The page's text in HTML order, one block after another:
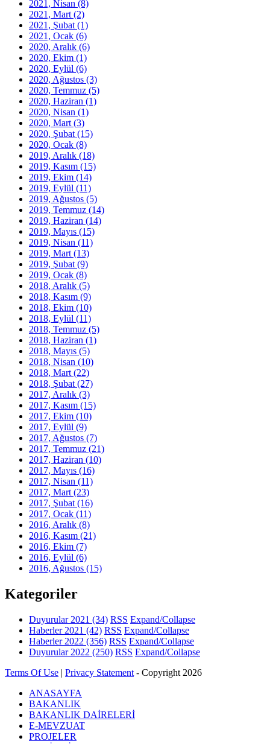
2021, Nisan (8)
2021, Mart (2)
2021, Şubat (1)
2021, Ocak (6)
2020, Aralık (6)
2020, Ekim (1)
2020, Eylül (6)
2020, Ağustos (3)
2020, Temmuz (5)
2020, Haziran (1)
2020, Nisan (1)
2020, Mart (3)
2020, Şubat (15)
2020, Ocak (8)
2019, Aralık (18)
2019, Kasım (15)
2019, Ekim (14)
2019, Eylül (11)
2019, Ağustos (5)
2019, Temmuz (14)
2019, Haziran (14)
2019, Mayıs (15)
2019, Nisan (11)
2019, Mart (13)
2019, Şubat (9)
2019, Ocak (8)
2018, Aralık (5)
2018, Kasım (9)
2018, Ekim (10)
2018, Eylül (11)
2018, Temmuz (5)
2018, Haziran (1)
2018, Mayıs (5)
2018, Nisan (10)
2018, Mart (22)
2018, Şubat (27)
2017, Aralık (3)
2017, Kasım (15)
2017, Ekim (10)
2017, Eylül (9)
2017, Ağustos (7)
2017, Temmuz (21)
2017, Haziran (10)
2017, Mayıs (16)
2017, Nisan (11)
2017, Mart (23)
2017, Şubat (16)
2017, Ocak (11)
2016, Aralık (8)
2016, Kasım (21)
2016, Ekim (7)
2016, Eylül (6)
2016, Ağustos (15)
Kategoriler
Duyurular 2021 (34) RSS Expand/Collapse
Haberler 2021 (42) RSS Expand/Collapse
Haberler 2022 (356) RSS Expand/Collapse
Duyurular 2022 (250) RSS Expand/Collapse
Terms Of Use | Privacy Statement - Copyright 2026
ANASAYFA
BAKANLIK
BAKANLIK DAİRELERİ
E-MEVZUAT
PROJELER